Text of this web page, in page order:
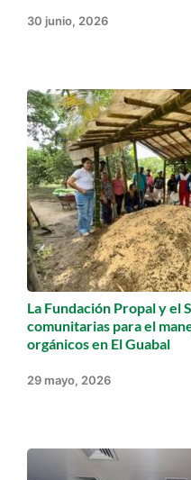
30 junio, 2026
La Fundación Propal y el
comunitarias para el
orgánicos en El Guabal
29 mayo, 2026